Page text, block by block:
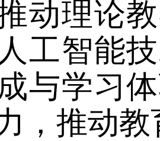
动理论
工智能
与学习
，推动